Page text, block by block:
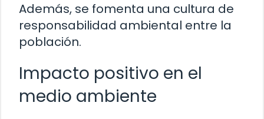
Además, se fomenta una cultura de
responsabilidad ambiental entre la
población.
Impacto positivo en el
medio ambiente